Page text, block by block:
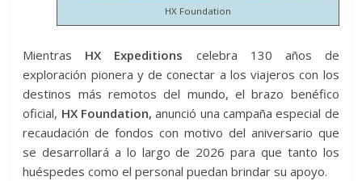
HX Foundation
Mientras HX Expeditions celebra 130 años de
exploración pionera y de conectar a los viajeros con los
destinos más remotos del mundo, el brazo benéfico
oficial, HX Foundation, anunció una campaña especial de
recaudación de fondos con motivo del aniversario que
se desarrollará a lo largo de 2026 para que tanto los
huéspedes como el personal puedan brindar su apoyo.